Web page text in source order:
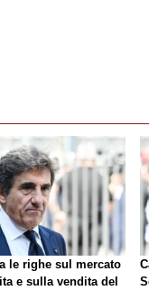
le righe sul mercato
e sulla vendita del